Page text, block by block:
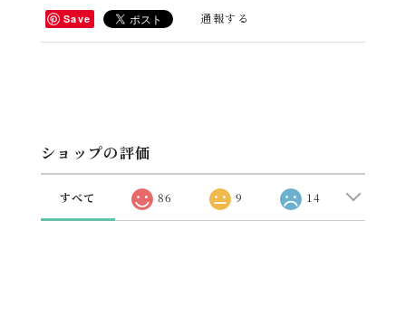
Save 通報する
ショップの評価
すべて 86 9 14